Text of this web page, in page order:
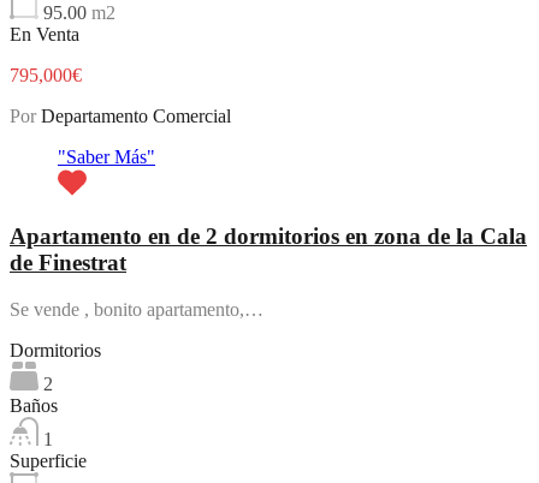
95.00 m2
En Venta
795,000€
Por Departamento Comercial
"Saber Más"
Apartamento en de 2 dormitorios en zona de la Cala
de Finestrat
Se vende , bonito apartamento,…
Dormitorios
2
Baños
1
Superficie